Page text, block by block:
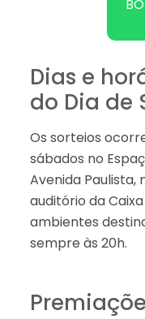
Dias e
do Dia de
Os sorteios
sábados no
Avenida Paulista,
auditório da
ambientes
sempre às 20h.